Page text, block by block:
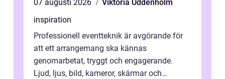
07 augusti 2026
Viktoria Uddenholm
inspiration
Professionell eventteknik är avgörande för
att ett arrangemang ska kännas
genomarbetat, tryggt och engagerande.
Ljud, ljus, bild, kameror, skärmar och